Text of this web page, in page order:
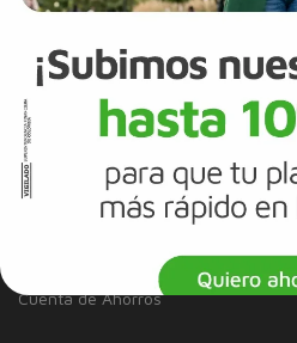
Política de Diversidad e Inclusión
Mapa del sitio
Términos y Condiciones
Información Legal
Cuenta de Ahorros